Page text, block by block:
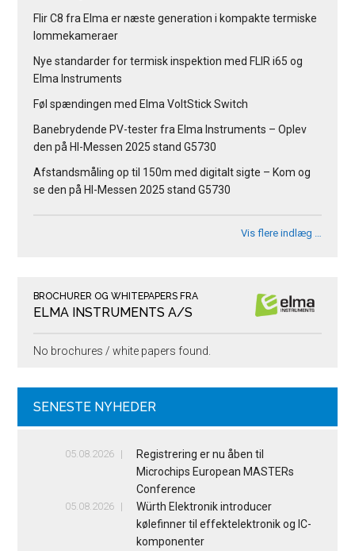
Flir C8 fra Elma er næste generation i kompakte termiske
lommekameraer
Nye standarder for termisk inspektion med FLIR i65 og
Elma Instruments
Føl spændingen med Elma VoltStick Switch
Banebrydende PV-tester fra Elma Instruments – Oplev
den på HI-Messen 2025 stand G5730
Afstandsmåling op til 150m med digitalt sigte – Kom og
se den på HI-Messen 2025 stand G5730
Vis flere indlæg …
BROCHURER OG WHITEPAPERS FRA
ELMA INSTRUMENTS A/S
No brochures / white papers found.
SENESTE NYHEDER
05.08.2026
Registrering er nu åben til
Microchips European MASTERs
Conference
05.08.2026
Würth Elektronik introducer
kølefinner til effektelektronik og IC-
komponenter